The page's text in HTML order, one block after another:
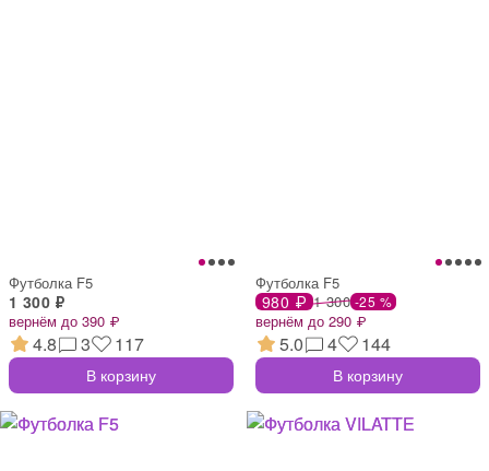
Футболка F5
1 300 ₽
вернём до 390 ₽
4.8 3 117
В корзину
Футболка F5
980 ₽ 1 300 -25 %
вернём до 290 ₽
5.0 4 144
В корзину